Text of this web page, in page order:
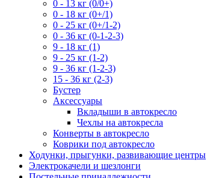
0 - 13 кг (0/0+)
0 - 18 кг (0+/1)
0 - 25 кг (0+/1-2)
0 - 36 кг (0-1-2-3)
9 - 18 кг (1)
9 - 25 кг (1-2)
9 - 36 кг (1-2-3)
15 - 36 кг (2-3)
Бустер
Аксессуары
Вкладыши в автокресло
Чехлы на автокресла
Конверты в автокресло
Коврики под автокресло
Ходунки, прыгунки, развивающие центры
Электрокачели и шезлонги